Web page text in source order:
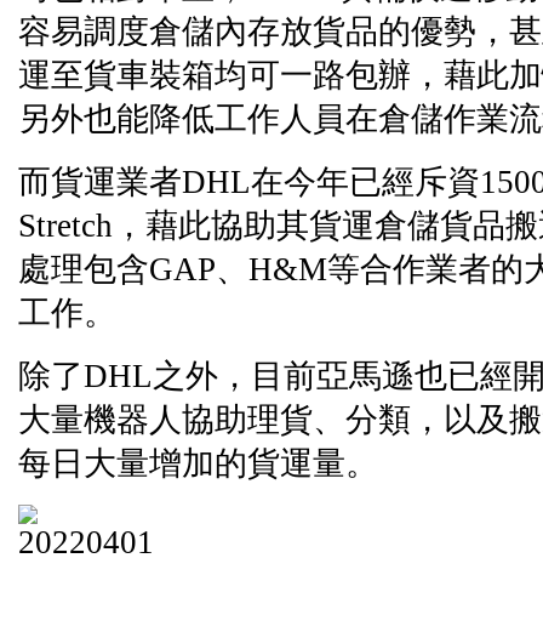
容易調度倉儲內存放貨品的優勢，
運至貨車裝箱均可一路包辦，藉此
另外也能降低工作人員在倉儲作業
而貨運業者DHL在今年已經斥資
Stretch，藉此協助其貨運倉儲貨品
處理包含GAP、H&M等合作業者的
工作。
除了DHL之外，目前亞馬遜也已經
大量機器人協助理貨、分類，以及
每日大量增加的貨運量。